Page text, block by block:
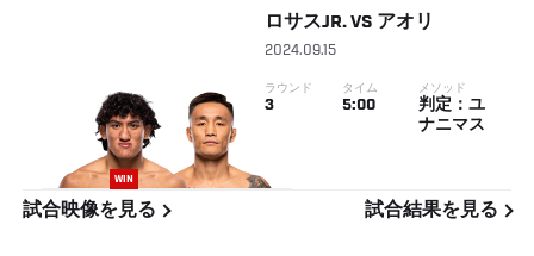
WIN
ロサスJR. VS アオリ
2024.09.15
ラウンド
3
タイム
5:00
メソッド
判定：ユ
ナニマス
試合映像を見る 試合結果を見る